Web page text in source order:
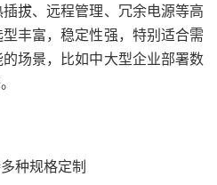
拔、远程管理、冗余电源等高
丰富，稳定性强，特别适合需
场景，比如中大型企业部署数
种规格定制